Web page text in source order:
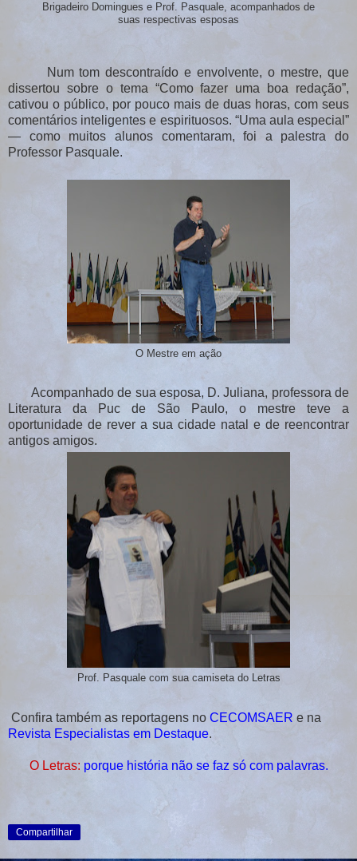
Brigadeiro Domingues e Prof. Pasquale, acompanhados de
suas respectivas esposas
Num tom descontraído e envolvente, o mestre, que
dissertou sobre o tema “Como fazer uma boa redação”,
cativou o público, por pouco mais de duas horas, com seus
comentários inteligentes e espirituosos. “Uma aula especial”
― como muitos alunos comentaram, foi a palestra do
Professor Pasquale.
O Mestre em ação
Acompanhado de sua esposa, D. Juliana, professora de
Literatura da Puc de São Paulo, o mestre teve a
oportunidade de rever a sua cidade natal e de reencontrar
antigos amigos.
Prof. Pasquale com sua camiseta do Letras
Confira também as reportagens no CECOMSAER e na
Revista Especialistas em Destaque.
O Letras: porque história não se faz só com palavras.
Compartilhar